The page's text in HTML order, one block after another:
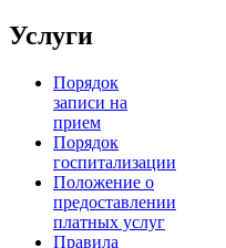
Услуги
Порядок
записи на
прием
Порядок
госпитализации
Положение о
предоставлении
платных услуг
Правила